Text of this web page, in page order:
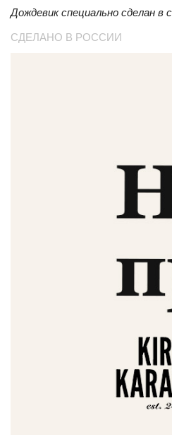
Дождевик специально сделан
СДЕЛАНО В РОССИИ